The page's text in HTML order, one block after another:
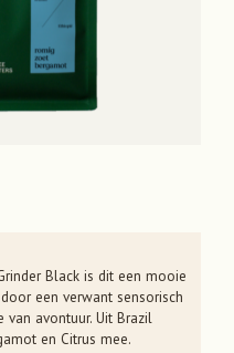
Black is dit een mooie
een verwant sensorisch
van avontuur. Uit Brazil
en Citrus mee.